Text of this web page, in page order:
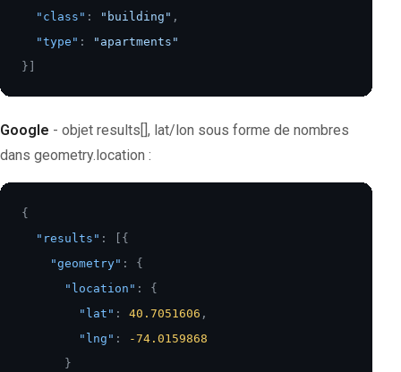
"class" : "building" ,
"type" :
"apartments"
}
Google - objet results[], lat/lon sous forme de nombres
dans geometry.location :
{
"results" :
{
"geometry" :
{
"location" :
{
"lat" : 40.7051606 ,
"lng" :
-74.0159868
}